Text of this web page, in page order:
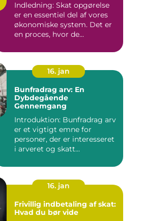
Indledning: Skat opgørelse
er en essentiel del af vores
økonomiske system. Det er
en proces, hvor de...
16. jan
Bunfradrag arv: En
Dybdegående
Gennemgang
Introduktion: Bunfradrag arv
er et vigtigt emne for
personer, der er interesseret
i arveret og skatt...
16. jan
Frivillig indbetaling af skat:
Hvad du bør vide